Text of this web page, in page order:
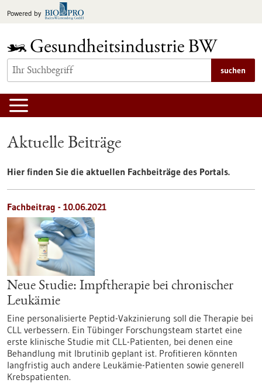
Inhalt
Powered by
suchen
Aktuelle Beiträge
Hier finden Sie die aktuellen Fachbeiträge des Portals.
Fachbeitrag - 10.06.2021
Neue Studie: Impftherapie bei chronischer
Leukämie
Eine personalisierte Peptid-Vakzinierung soll die Therapie bei
CLL verbessern. Ein Tübinger Forschungsteam startet eine
erste klinische Studie mit CLL-Patienten, bei denen eine
Behandlung mit Ibrutinib geplant ist. Profitieren könnten
langfristig auch andere Leukämie-Patienten sowie generell
Krebspatienten.